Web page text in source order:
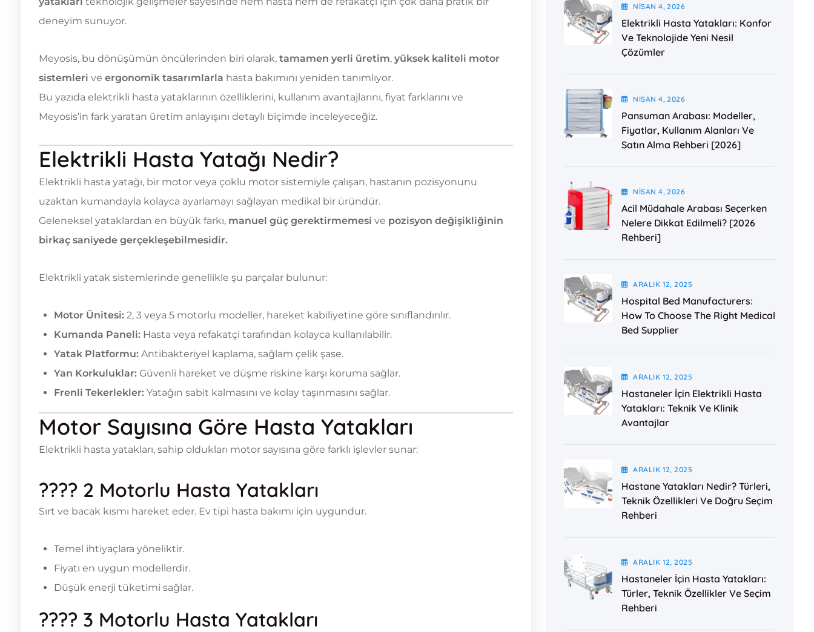
deneyim sunuyor.
Meyosis, bu dönüşümün öncülerinden biri olarak, tamamen yerli üretim, yüksek kaliteli motor
sistemleri ve ergonomik tasarımlarla hasta bakımını yeniden tanımlıyor.
Bu yazıda elektrikli hasta yataklarının özelliklerini, kullanım avantajlarını, fiyat farklarını ve
Meyosis’in fark yaratan üretim anlayışını detaylı biçimde inceleyeceğiz.
Elektrikli Hasta Yatağı Nedir?
Elektrikli hasta yatağı, bir motor veya çoklu motor sistemiyle çalışan, hastanın pozisyonunu
uzaktan kumandayla kolayca ayarlamayı sağlayan medikal bir üründür.
Geleneksel yataklardan en büyük farkı, manuel güç gerektirmemesi ve pozisyon değişikliğinin
birkaç saniyede gerçekleşebilmesidir.
Elektrikli yatak sistemlerinde genellikle şu parçalar bulunur:
Motor Ünitesi: 2, 3 veya 5 motorlu modeller, hareket kabiliyetine göre sınıflandırılır.
Kumanda Paneli: Hasta veya refakatçi tarafından kolayca kullanılabilir.
Yatak Platformu: Antibakteriyel kaplama, sağlam çelik şase.
Yan Korkuluklar: Güvenli hareket ve düşme riskine karşı koruma sağlar.
Frenli Tekerlekler: Yatağın sabit kalmasını ve kolay taşınmasını sağlar.
Motor Sayısına Göre Hasta Yatakları
Elektrikli hasta yatakları, sahip oldukları motor sayısına göre farklı işlevler sunar:
???? 2 Motorlu Hasta Yatakları
Sırt ve bacak kısmı hareket eder. Ev tipi hasta bakımı için uygundur.
Temel ihtiyaçlara yöneliktir.
Fiyatı en uygun modellerdir.
Düşük enerji tüketimi sağlar.
???? 3 Motorlu Hasta Yatakları
NISAN4, 2026
Elektrikli Hasta Yatakları: Konfor
Ve Teknolojide Yeni Nesil
Çözümler
NISAN4, 2026
Pansuman Arabası: Modeller,
Fiyatlar, Kullanım Alanları Ve
Satın Alma Rehberi [2026]
NISAN4, 2026
Acil Müdahale Arabası Seçerken
Nelere Dikkat Edilmeli? [2026
Rehberi]
ARALIK 12, 2025
Hospital Bed Manufacturers:
How To Choose The Right Medical
Bed Supplier
ARALIK 12, 2025
Hastaneler İçin Elektrikli Hasta
Yatakları: Teknik Ve Klinik
Avantajlar
ARALIK 12, 2025
Hastane Yatakları Nedir? Türleri,
Teknik Özellikleri Ve Doğru Seçim
Rehberi
ARALIK 12, 2025
Hastaneler İçin Hasta Yatakları:
Türler, Teknik Özellikler Ve Seçim
Rehberi